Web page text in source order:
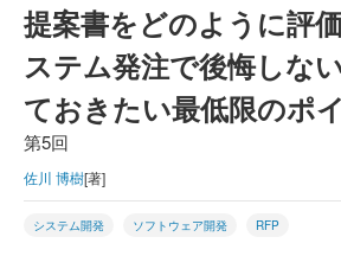
提案書をどのように評
ステム発注で後悔しな
ておきたい最低限のポ
第5回
佐川 博樹[著]
システム開発 ソフトウェア開発 RFP